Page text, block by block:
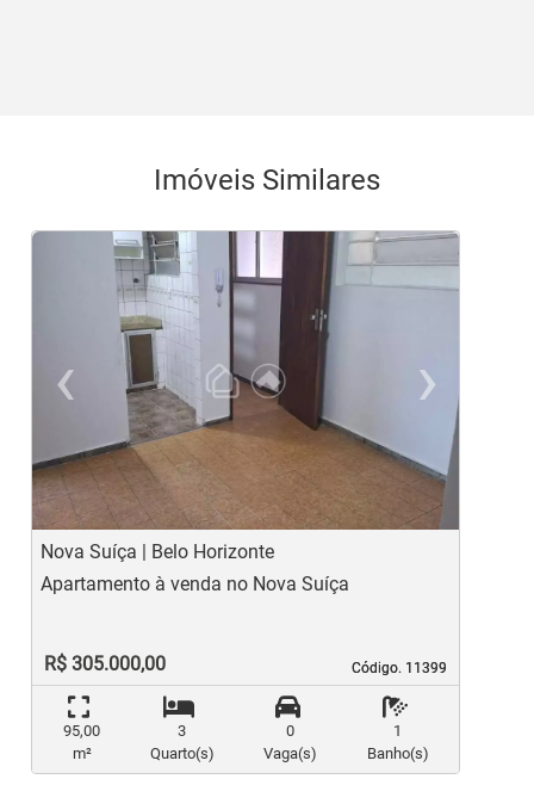
Imóveis Similares
‹
Previous
›
Nova Suíça | Belo Horizonte
Código. 11399
Código. 11399
Apartamento à venda no Nova Suíça
R$ 305.000,00
95,00
m²
3
Quarto(s)
0
Vaga(s)
1
Banho(s)